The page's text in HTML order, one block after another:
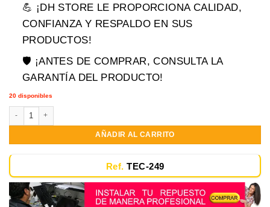
💪 ¡DH STORE LE PROPORCIONA CALIDAD,
CONFIANZA Y RESPALDO EN SUS
PRODUCTOS!
🛡️ ¡ANTES DE COMPRAR, CONSULTA LA
GARANTÍA DEL PRODUCTO!
20 disponibles
Teclado Asus K42 A42 K42j A42j K42f Con Marco En Español cantidad
AÑADIR AL CARRITO
Ref. TEC-249